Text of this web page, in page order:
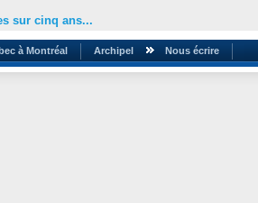
sur cinq ans...
à Montréal Archipel Nous écrire